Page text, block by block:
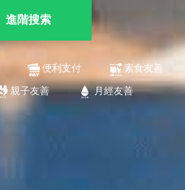
進階搜索
便利支付
素食友善
親子友善 月經友善